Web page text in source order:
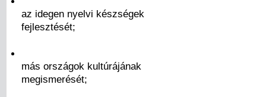
az idegen nyelvi készségek
fejlesztését;
más országok kultúrájának
megismerését;